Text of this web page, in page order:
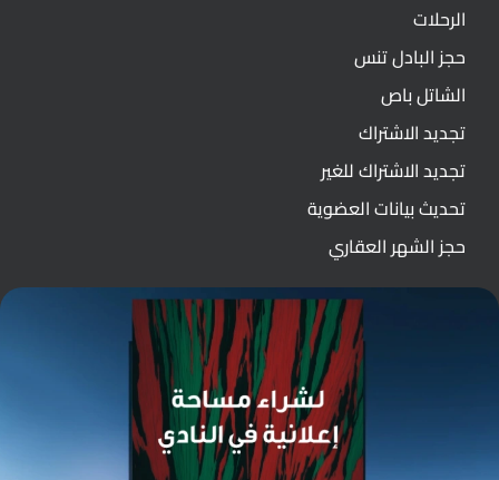
الرحلات
حجز البادل تنس
الشاتل باص
تجديد الاشتراك
تجديد الاشتراك للغير
تحديث بيانات العضوية
حجز الشهر العقاري